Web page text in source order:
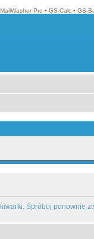
MailWasher Pro • GS-Calc • GS-
Spróbuj ponownie